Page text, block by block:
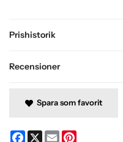
Prishistorik
Recensioner
Spara som favorit
Facebook
X Email